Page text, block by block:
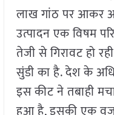
लाख गांठ पर आकर
उत्पादन एक व‍िषम
तेजी से ग‍िरावट हो
सुंडी का है. देश के
इस कीट ने तबाही